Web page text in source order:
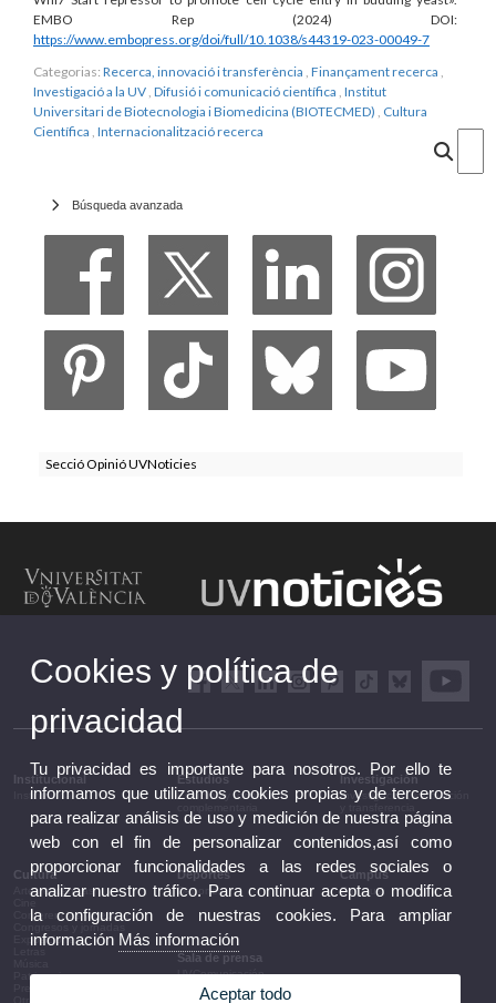
EMBO Rep (2024) DOI:
https://www.embopress.org/doi/full/10.1038/s44319-023-00049-7
Categorias: Recerca, innovació i transferència Finançament recerca
Investigació a la UV Difusió i comunicació científica Institut
Universitari de Biotecnologia i Biomedicina (BIOTECMED) Cultura
Científica Internacionalització recerca
Búsqueda avanzada
Secció Opinió UVNoticies
Institucional
Institucional
Estudios
Estudios y formación
Investigación
Investigación, innovación
Cultura
Artes escénicas
Conferencias y debates
Congresos y jornadas
Exposiciones
Patrimonio
Deportes
Deportes
Campus
Campus
Sala de prensa
UVComunicación
Notas de prensa
Agenda de gobierno
Cookies y política de
privacidad
Tu privacidad es importante para nosotros. Por ello te
informamos que utilizamos cookies propias y de terceros
para realizar análisis de uso y medición de nuestra página
web con el fin de personalizar contenidos,así como
proporcionar funcionalidades a las redes sociales o
analizar nuestro tráfico. Para continuar acepta o modifica
la configuración de nuestras cookies. Para ampliar
información Más información
Aceptar todo